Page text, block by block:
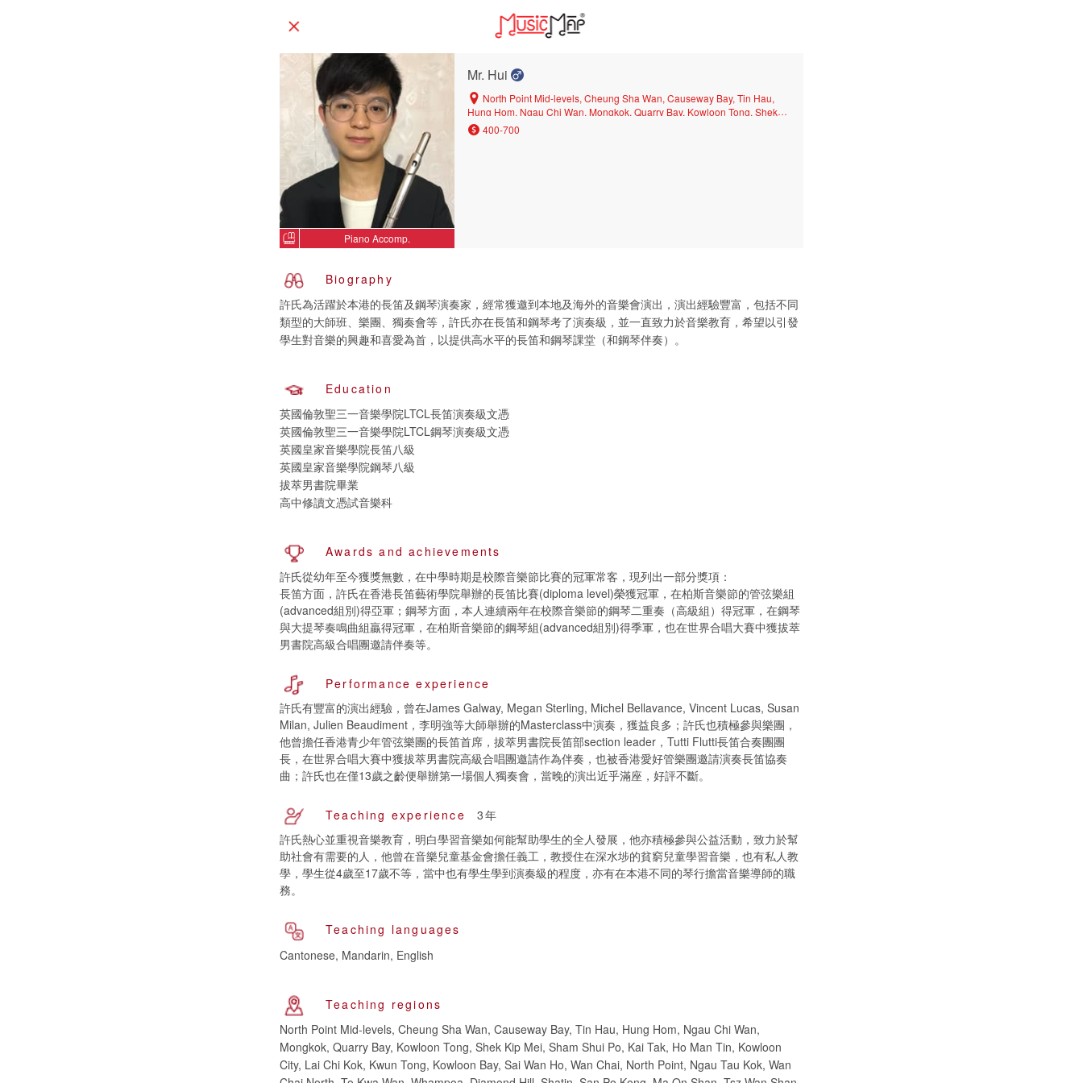
Piano Accomp.
Mr. Hui
North Point Mid-levels, Cheung Sha Wan, Causeway Bay, Tin Hau,
Hung Hom, Ngau Chi Wan, Mongkok, Quarry Bay, Kowloon Tong, Shek
Kip Mei, Sham Shui Po, Kai Tak, Ho Man Tin, Kowloon City, Lai Chi Kok,
Kwun Tong, Kowloon Bay, Sai Wan Ho, Wan Chai, North Point, Ngau Tau
400-700
Biography
許氏為活躍於本港的長笛及鋼琴演奏家，經常獲邀到本地及海外的音樂會演出，演出經驗豐富，包括不同
類型的大師班、樂團、獨奏會等，許氏亦在長笛和鋼琴考了演奏級，並一直致力於音樂教育，希望以引發
學生對音樂的興趣和喜愛為首，以提供高水平的長笛和鋼琴課堂（和鋼琴伴奏）。
Education
英國倫敦聖三一音樂學院LTCL長笛演奏級文憑
英國倫敦聖三一音樂學院LTCL鋼琴演奏級文憑
英國皇家音樂學院長笛八級
英國皇家音樂學院鋼琴八級
拔萃男書院畢業
高中修讀文憑試音樂科
Awards and achievements
許氏從幼年至今獲獎無數，在中學時期是校際音樂節比賽的冠軍常客，現列出一部分獎項：
長笛方面，許氏在香港長笛藝術學院舉辦的長笛比賽(diploma level)榮獲冠軍，在柏斯音樂節的管弦樂組
(advanced組別)得亞軍；鋼琴方面，本人連續兩年在校際音樂節的鋼琴二重奏（高級組）得冠軍，在鋼琴
與大提琴奏鳴曲組贏得冠軍，在柏斯音樂節的鋼琴組(advanced組別)得季軍，也在世界合唱大賽中獲拔萃
男書院高級合唱團邀請伴奏等。
Performance experience
許氏有豐富的演出經驗，曾在James Galway, Megan Sterling, Michel Bellavance, Vincent Lucas, Susan
Milan, Julien Beaudiment，李明強等大師舉辦的Masterclass中演奏，獲益良多；許氏也積極參與樂團，
他曾擔任香港青少年管弦樂團的長笛首席，拔萃男書院長笛部section leader，Tutti Flutti長笛合奏團團
長，在世界合唱大賽中獲拔萃男書院高級合唱團邀請作為伴奏，也被香港愛好管樂團邀請演奏長笛協奏
曲；許氏也在僅13歲之齡便舉辦第一場個人獨奏會，當晚的演出近乎滿座，好評不斷。
Teaching experience
3年
許氏熱心並重視音樂教育，明白學習音樂如何能幫助學生的全人發展，他亦積極參與公益活動，致力於幫
助社會有需要的人，他曾在音樂兒童基金會擔任義工，教授住在深水埗的貧窮兒童學習音樂，也有私人教
學，學生從4歲至17歲不等，當中也有學生學到演奏級的程度，亦有在本港不同的琴行擔當音樂導師的職
務。
Teaching languages
Cantonese, Mandarin, English
Teaching regions
North Point Mid-levels, Cheung Sha Wan, Causeway Bay, Tin Hau, Hung Hom, Ngau Chi Wan,
Mongkok, Quarry Bay, Kowloon Tong, Shek Kip Mei, Sham Shui Po, Kai Tak, Ho Man Tin, Kowloon
City, Lai Chi Kok, Kwun Tong, Kowloon Bay, Sai Wan Ho, Wan Chai, North Point, Ngau Tau Kok, Wan